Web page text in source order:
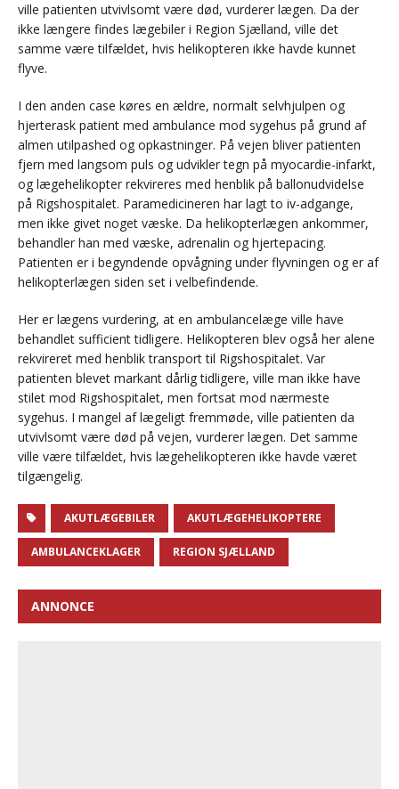
ville patienten utvivlsomt være død, vurderer lægen. Da der
ikke længere findes lægebiler i Region Sjælland, ville det
samme være tilfældet, hvis helikopteren ikke havde kunnet
flyve.
I den anden case køres en ældre, normalt selvhjulpen og
hjerterask patient med ambulance mod sygehus på grund af
almen utilpashed og opkastninger. På vejen bliver patienten
fjern med langsom puls og udvikler tegn på myocardie-infarkt,
og lægehelikopter rekvireres med henblik på ballonudvidelse
på Rigshospitalet. Paramedicineren har lagt to iv-adgange,
men ikke givet noget væske. Da helikopterlægen ankommer,
behandler han med væske, adrenalin og hjertepacing.
Patienten er i begyndende opvågning under flyvningen og er af
helikopterlægen siden set i velbefindende.
Her er lægens vurdering, at en ambulancelæge ville have
behandlet sufficient tidligere. Helikopteren blev også her alene
rekvireret med henblik transport til Rigshospitalet. Var
patienten blevet markant dårlig tidligere, ville man ikke have
stilet mod Rigshospitalet, men fortsat mod nærmeste
sygehus. I mangel af lægeligt fremmøde, ville patienten da
utvivlsomt være død på vejen, vurderer lægen. Det samme
ville være tilfældet, hvis lægehelikopteren ikke havde været
tilgængelig.
AKUTLÆGEBILER AKUTLÆGEHELIKOPTERE
AMBULANCEKLAGER REGION SJÆLLAND
ANNONCE